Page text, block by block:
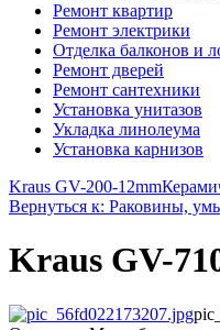
Ремонт квартир
Ремонт электрики
Отделка балконов и
Ремонт дверей
Ремонт сантехники
Установка унитазов
Укладка линолеума
Установка карнизов
Kraus GV-200-12mm
Вернуться к: Раковины,
Kraus GV-